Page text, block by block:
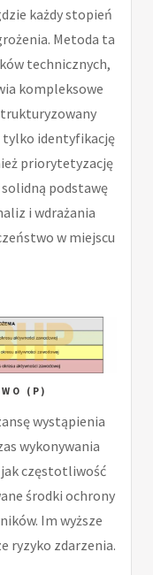
każdy stopień
Metoda ta
technicznych,
kompleksowe
tylko identyfikację
priorytetyzację
podstawę
i wdrażania
w miejscu
(P)
wystąpienia
wykonywania
częstotliwość
środki ochrony
Im wyższe
ryzyko zdarzenia.